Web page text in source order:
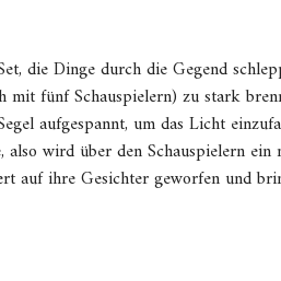
die Dinge durch die Gegend
mit fünf Schauspielern) zu stark
aufgespannt, um das Licht
also wird über den Schauspielern
auf ihre Gesichter geworfen und